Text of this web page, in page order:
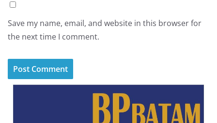
Save my name, email, and website in this browser for
the next time I comment.